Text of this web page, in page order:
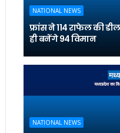
NATIONAL NEWS
फ्रांस ने 114 राफेल की
ही बनेंगे 94 विमान
NATIONAL NEWS